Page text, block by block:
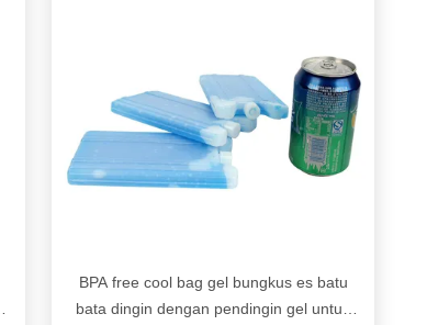
BPA free cool bag gel bungkus es batu
bata dingin dengan pendingin gel untuk